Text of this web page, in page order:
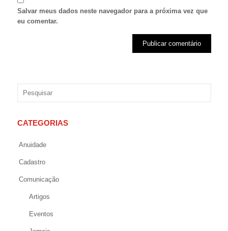
Salvar meus dados neste navegador para a próxima vez que
eu comentar.
CATEGORIAS
Anuidade
Cadastro
Comunicação
Artigos
Eventos